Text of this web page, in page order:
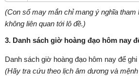
(Con số may mắn chỉ mang ý nghĩa tham
không liên quan tới lô đề.)
3. Danh sách giờ hoàng đạo hôm nay
Danh sách giờ hoàng đạo hôm nay để
(Hãy tra cứu theo lịch âm dương và